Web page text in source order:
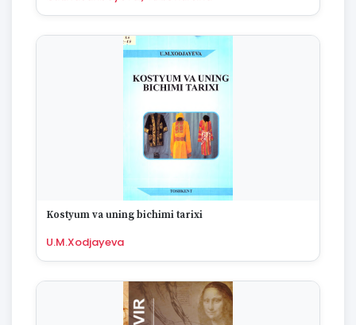
Kostyum va uning bichimi tarixi
U.M.Xodjayeva